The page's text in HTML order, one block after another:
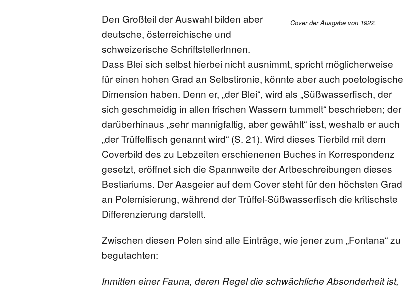
Cover der Ausgabe von 1922.
Den Großteil der Auswahl bilden aber
deutsche, österreichische und
schweizerische SchriftstellerInnen.
Dass Blei sich selbst hierbei nicht ausnimmt, spricht möglicherweise
für einen hohen Grad an Selbstironie, könnte aber auch poetologische
Dimension haben. Denn er, „der Blei“, wird als „Süßwasserfisch, der
sich geschmeidig in allen frischen Wassern tummelt“ beschrieben; der
darüberhinaus „sehr mannigfaltig, aber gewählt“ isst, weshalb er auch
„der Trüffelfisch genannt wird“ (S. 21). Wird dieses Tierbild mit dem
Coverbild des zu Lebzeiten erschienenen Buches in Korrespondenz
gesetzt, eröffnet sich die Spannweite der Artbeschreibungen dieses
Bestiariums. Der Aasgeier auf dem Cover steht für den höchsten Grad
an Polemisierung, während der Trüffel-Süßwasserfisch die kritischste
Differenzierung darstellt.
Zwischen diesen Polen sind alle Einträge, wie jener zum „Fontana“zu
begutachten:
Inmitten einer Fauna, deren Regel die schwächliche Absonderheit ist,